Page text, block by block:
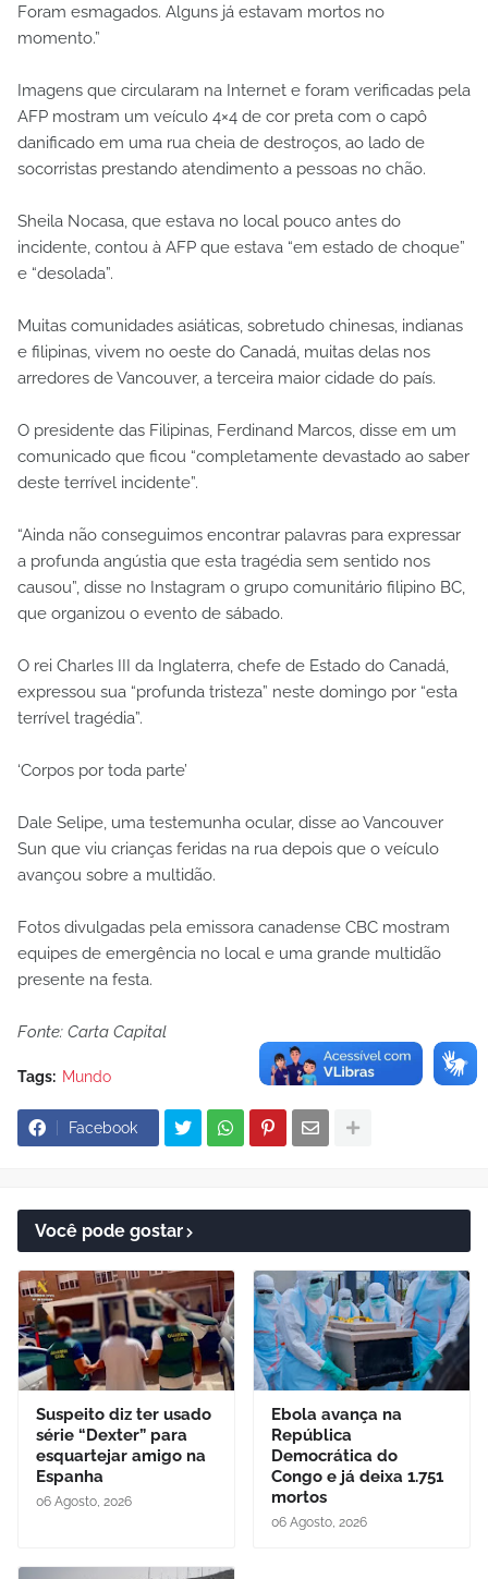
Foram esmagados. Alguns já estavam mortos no
momento.”
Imagens que circularam na Internet e foram verificadas pela
AFP mostram um veículo 4×4 de cor preta com o capô
danificado em uma rua cheia de destroços, ao lado de
socorristas prestando atendimento a pessoas no chão.
Sheila Nocasa, que estava no local pouco antes do
incidente, contou à AFP que estava “em estado de choque”
e “desolada”.
Muitas comunidades asiáticas, sobretudo chinesas, indianas
e filipinas, vivem no oeste do Canadá, muitas delas nos
arredores de Vancouver, a terceira maior cidade do país.
O presidente das Filipinas, Ferdinand Marcos, disse em um
comunicado que ficou “completamente devastado ao saber
deste terrível incidente”.
“Ainda não conseguimos encontrar palavras para expressar
a profunda angústia que esta tragédia sem sentido nos
causou”, disse no Instagram o grupo comunitário filipino BC,
que organizou o evento de sábado.
O rei Charles III da Inglaterra, chefe de Estado do Canadá,
expressou sua “profunda tristeza” neste domingo por “esta
terrível tragédia”.
‘Corpos por toda parte’
Dale Selipe, uma testemunha ocular, disse ao Vancouver
Sun que viu crianças feridas na rua depois que o veículo
avançou sobre a multidão.
Fotos divulgadas pela emissora canadense CBC mostram
equipes de emergência no local e uma grande multidão
presente na festa.
Fonte: Carta Capital
Tags: Mundo
Facebook
Você pode gostar
Suspeito diz ter usado
série “Dexter” para
esquartejar amigo na
Espanha
06 Agosto, 2026
Ebola avança na
República
Democrática do
Congo e já deixa 1.751
mortos
06 Agosto, 2026